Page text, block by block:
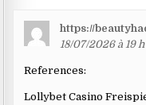
https://
18/07/2026 à 19
References:
Lollybet Casino